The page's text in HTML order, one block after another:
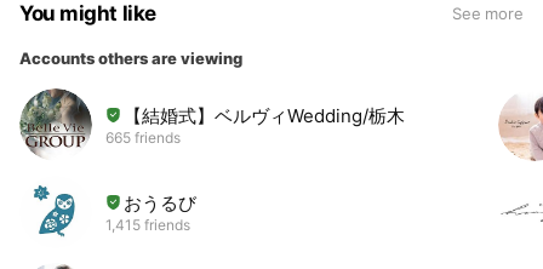
You might like See more
Accounts others are viewing
【結婚式】ベルヴィWedding/栃木
665 friends
おうるび
1,415 friends